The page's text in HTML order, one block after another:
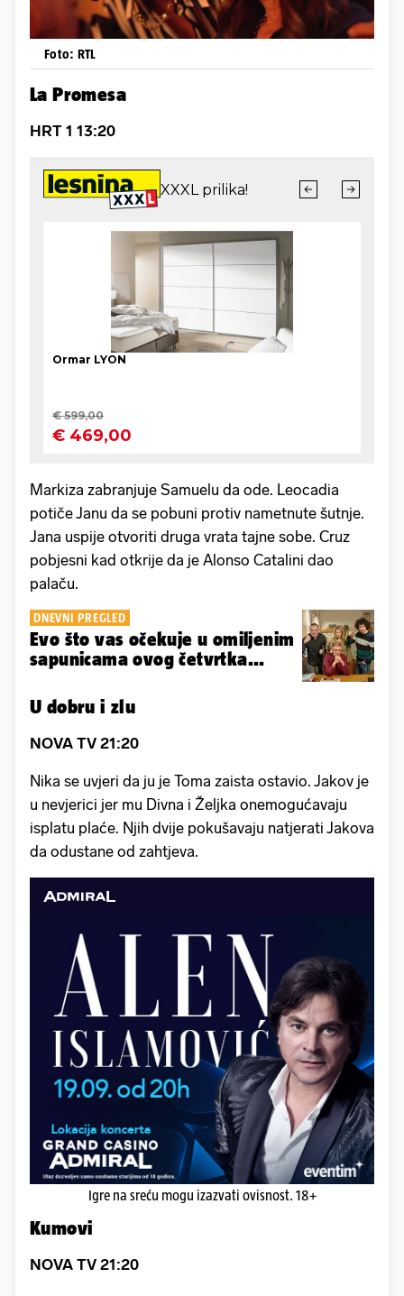
Foto: RTL
La Promesa
HRT 1 13:20
Markiza zabranjuje Samuelu da ode. Leocadia
potiče Janu da se pobuni protiv nametnute šutnje.
Jana uspije otvoriti druga vrata tajne sobe. Cruz
pobjesni kad otkrije da je Alonso Catalini dao
palaču.
DNEVNI PREGLED
Evo što vas očekuje u omiljenim
sapunicama ovog četvrtka...
U dobru i zlu
NOVA TV 21:20
Nika se uvjeri da ju je Toma zaista ostavio. Jakov je
u nevjerici jer mu Divna i Željka onemogućavaju
isplatu plaće. Njih dvije pokušavaju natjerati Jakova
da odustane od zahtjeva.
Igre na sreću mogu izazvati ovisnost. 18+
Kumovi
NOVA TV 21:20